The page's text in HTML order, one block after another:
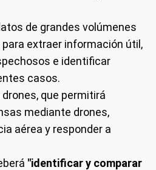
de grandes volúmenes
extraer información útil,
e identificar
casos.
que permitirá
mediante drones,
aérea y responder a
"identificar y comparar